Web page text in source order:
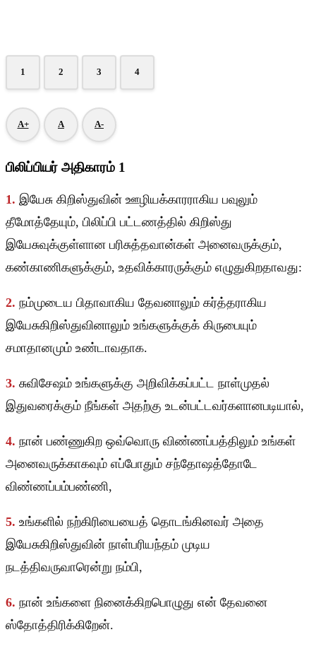
1 2 3 4
A+ A A-
பிலிப்பியர் அதிகாரம் 1
1. இயேசு கிறிஸ்துவின் ஊழியக்காரராகிய பவுலும்
தீமோத்தேயும், பிலிப்பி பட்டணத்தில் கிறிஸ்து
இயேசுவுக்குள்ளான பரிசுத்தவான்கள் அனைவருக்கும்,
கண்காணிகளுக்கும், உதவிக்காரருக்கும் எழுதுகிறதாவது:
2. நம்முடைய பிதாவாகிய தேவனாலும் கர்த்தராகிய
இயேசுகிறிஸ்துவினாலும் உங்களுக்குக் கிருபையும்
சமாதானமும் உண்டாவதாக.
3. சுவிசேஷம் உங்களுக்கு அறிவிக்கப்பட்ட நாள்முதல்
இதுவரைக்கும் நீங்கள் அதற்கு உடன்பட்டவர்களானபடியால்,
4. நான் பண்ணுகிற ஒவ்வொரு விண்ணப்பத்திலும் உங்கள்
அனைவருக்காகவும் எப்போதும் சந்தோஷத்தோடே
விண்ணப்பம்பண்ணி,
5. உங்களில் நற்கிரியையைத் தொடங்கினவர் அதை
இயேசுகிறிஸ்துவின் நாள்பரியந்தம் முடிய
நடத்திவருவாரென்று நம்பி,
6. நான் உங்களை நினைக்கிறபொழுது என் தேவனை
ஸ்தோத்திரிக்கிறேன்.